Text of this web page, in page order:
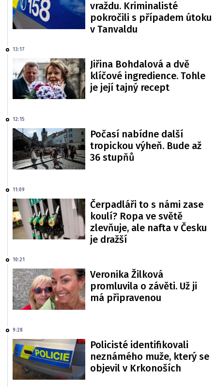
vraždu. Kriminalisté
pokročili s případem útoku
v Tanvaldu
13:17
Jiřina Bohdalová a dvě
klíčové ingredience. Tohle
je její tajný recept
12:15
Počasí nabídne další
tropickou výheň. Bude až
36 stupňů
11:09
Čerpadláři to s námi zase
koulí? Ropa ve světě
zlevňuje, ale nafta v Česku
je dražší
10:21
Veronika Žilková
promluvila o závěti. Už ji
má připravenou
9:28
Policisté identifikovali
neznámého muže, který se
objevil v Krkonoších